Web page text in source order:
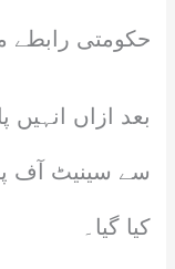
حکومتی رابطے
بعد ازاں
سے سینیٹ آف
کیا گیا۔